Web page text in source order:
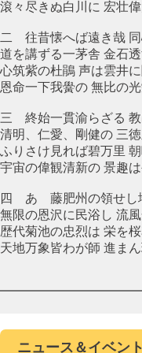
滾々尽きぬ白川に 宏壮
二 往昔懐へば遠き哉 同
道を講ずる一茅舎 金石
心筑紫の杜鵑 声は雲井
恩命一下我黌の 無比の
三 終始一貫渝らざる
清明、仁愛、剛健の 三
ふりさけ見れば碧万里
宇宙の偉観清新の 景趣
四 あゝ藤肥州の領せし
無限の恩沢に民浴し 流
歴代菊池の忠烈は 栄を
天地万象皆わが師 進ま
ニュース＆イベン